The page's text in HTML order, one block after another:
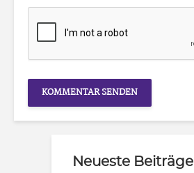
Neueste Beiträge